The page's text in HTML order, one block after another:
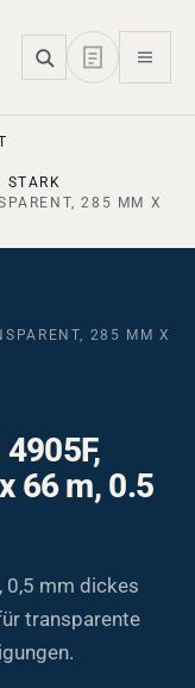
STARK
285 MM X
285 MM X
66 m, 0.5
0,5 mm dickes
transparente